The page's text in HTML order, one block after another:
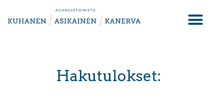
Hakutulokset: